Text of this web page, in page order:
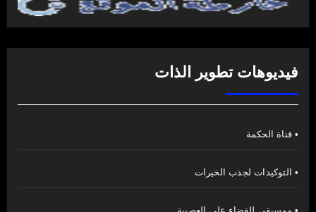
فيديوهات تطوير الذات
• قناة الحكمة
• التوكيدات لجذب الخيرات